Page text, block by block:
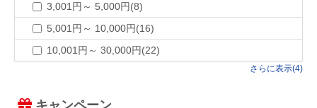
3,001円～ 5,000円(8)
5,001円～ 10,000円(16)
10,001円～ 30,000円(22)
さらに表示(4)
キャンペーン